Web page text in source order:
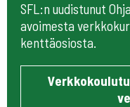
SFL:n uudistunut
avoimesta
kenttäosiosta.